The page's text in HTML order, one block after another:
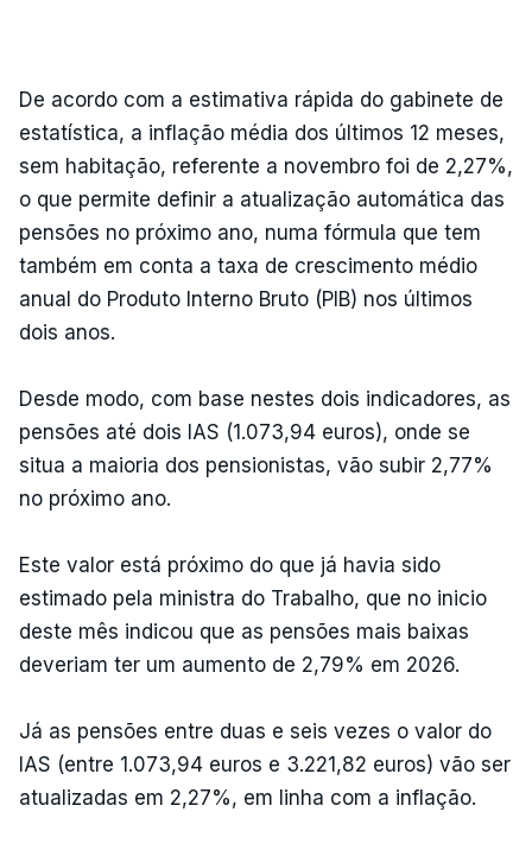
De acordo com a estimativa rápida do gabinete de
estatística, a inflação média dos últimos 12 meses,
sem habitação, referente a novembro foi de 2,27%,
o que permite definir a atualização automática das
pensões no próximo ano, numa fórmula que tem
também em conta a taxa de crescimento médio
anual do Produto Interno Bruto (PIB) nos últimos
dois anos.
Desde modo, com base nestes dois indicadores, as
pensões até dois IAS (1.073,94 euros), onde se
situa a maioria dos pensionistas, vão subir 2,77%
no próximo ano.
Este valor está próximo do que já havia sido
estimado pela ministra do Trabalho, que no inicio
deste mês indicou que as pensões mais baixas
deveriam ter um aumento de 2,79% em 2026.
Já as pensões entre duas e seis vezes o valor do
IAS (entre 1.073,94 euros e 3.221,82 euros) vão ser
atualizadas em 2,27%, em linha com a inflação.